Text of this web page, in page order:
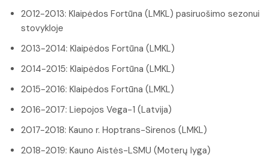
2012-2013: Klaipėdos Fortūna (LMKL) pasiruošimo sezonui
stovykloje
2013-2014: Klaipėdos Fortūna (LMKL)
2014-2015: Klaipėdos Fortūna (LMKL)
2015-2016: Klaipėdos Fortūna (LMKL)
2016-2017: Liepojos Vega-1 (Latvija)
2017-2018: Kauno r. Hoptrans-Sirenos (LMKL)
2018-2019: Kauno Aistės-LSMU (Moterų lyga)